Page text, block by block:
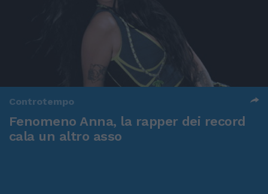
Controtempo
Fenomeno Anna, la rapper dei record
cala un altro asso